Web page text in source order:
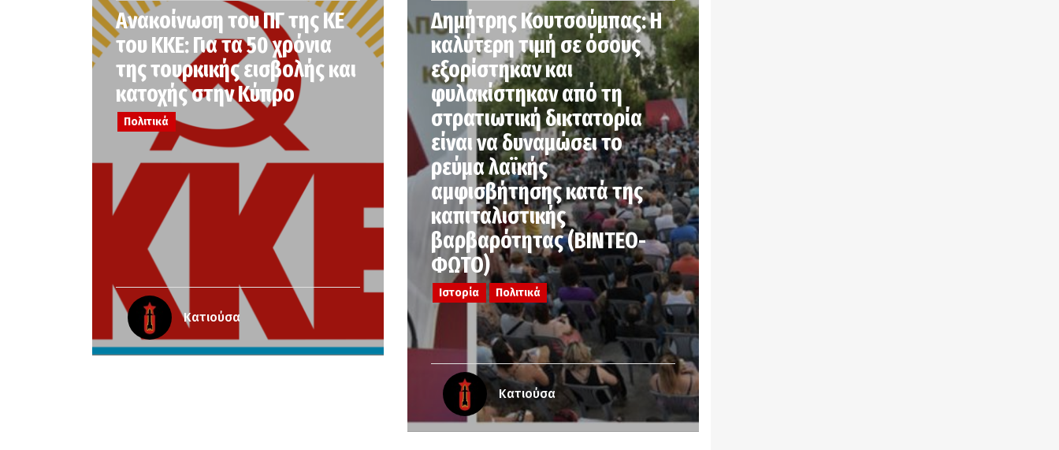
Ανακοίνωση του ΠΓ της ΚΕ
του ΚΚΕ: Για τα 50 χρόνια
της τουρκικής εισβολής και
κατοχής στην Κύπρο
Πολιτικά
Κατιούσα
Δημήτρης Κουτσούμπας: Η
καλύτερη τιμή σε όσους
εξορίστηκαν και
φυλακίστηκαν από τη
στρατιωτική δικτατορία
είναι να δυναμώσει το
ρεύμα λαϊκής
αμφισβήτησης κατά της
καπιταλιστικής
βαρβαρότητας (ΒΙΝΤΕΟ-
ΦΩΤΟ)
Ιστορία Πολιτικά
Κατιούσα